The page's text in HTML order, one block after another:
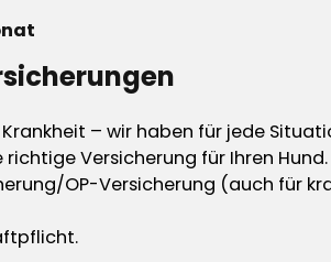
– wir haben für jede
richtige Versicherung für Ihren Hund.
OP-Versicherung (auch für